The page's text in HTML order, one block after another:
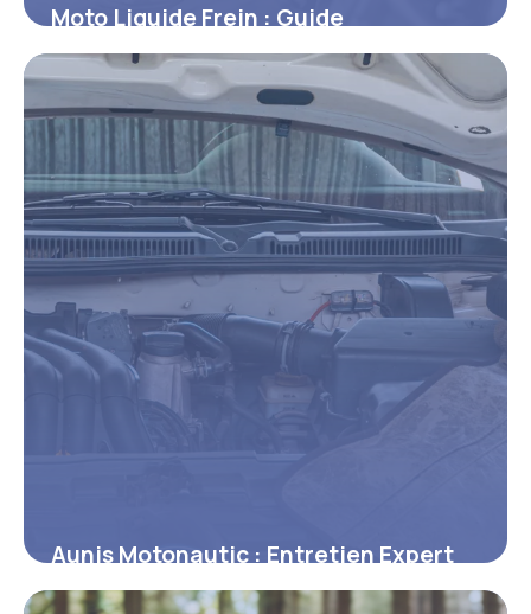
Moto Liquide Frein : Guide
Changement 2026
Aunis Motonautic : Entretien Expert
2026